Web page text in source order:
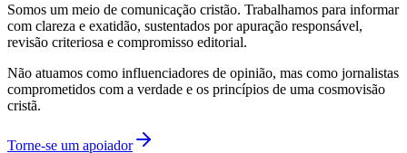
Somos um meio de comunicação cristão. Trabalhamos para informar
com clareza e exatidão, sustentados por apuração responsável,
revisão criteriosa e compromisso editorial.
Não atuamos como influenciadores de opinião, mas como jornalistas
comprometidos com a verdade e os princípios de uma cosmovisão
cristã.
Torne-se um apoiador